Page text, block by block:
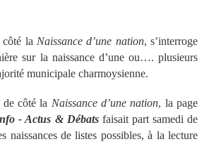
la Naissance d’une nation, s’interroge
sur la naissance d’une ou…. plusieurs
municipale charmoysienne.
côté la Naissance d’une nation, la page
- Actus & Débats faisait part samedi de
naissances de listes possibles, à la lecture